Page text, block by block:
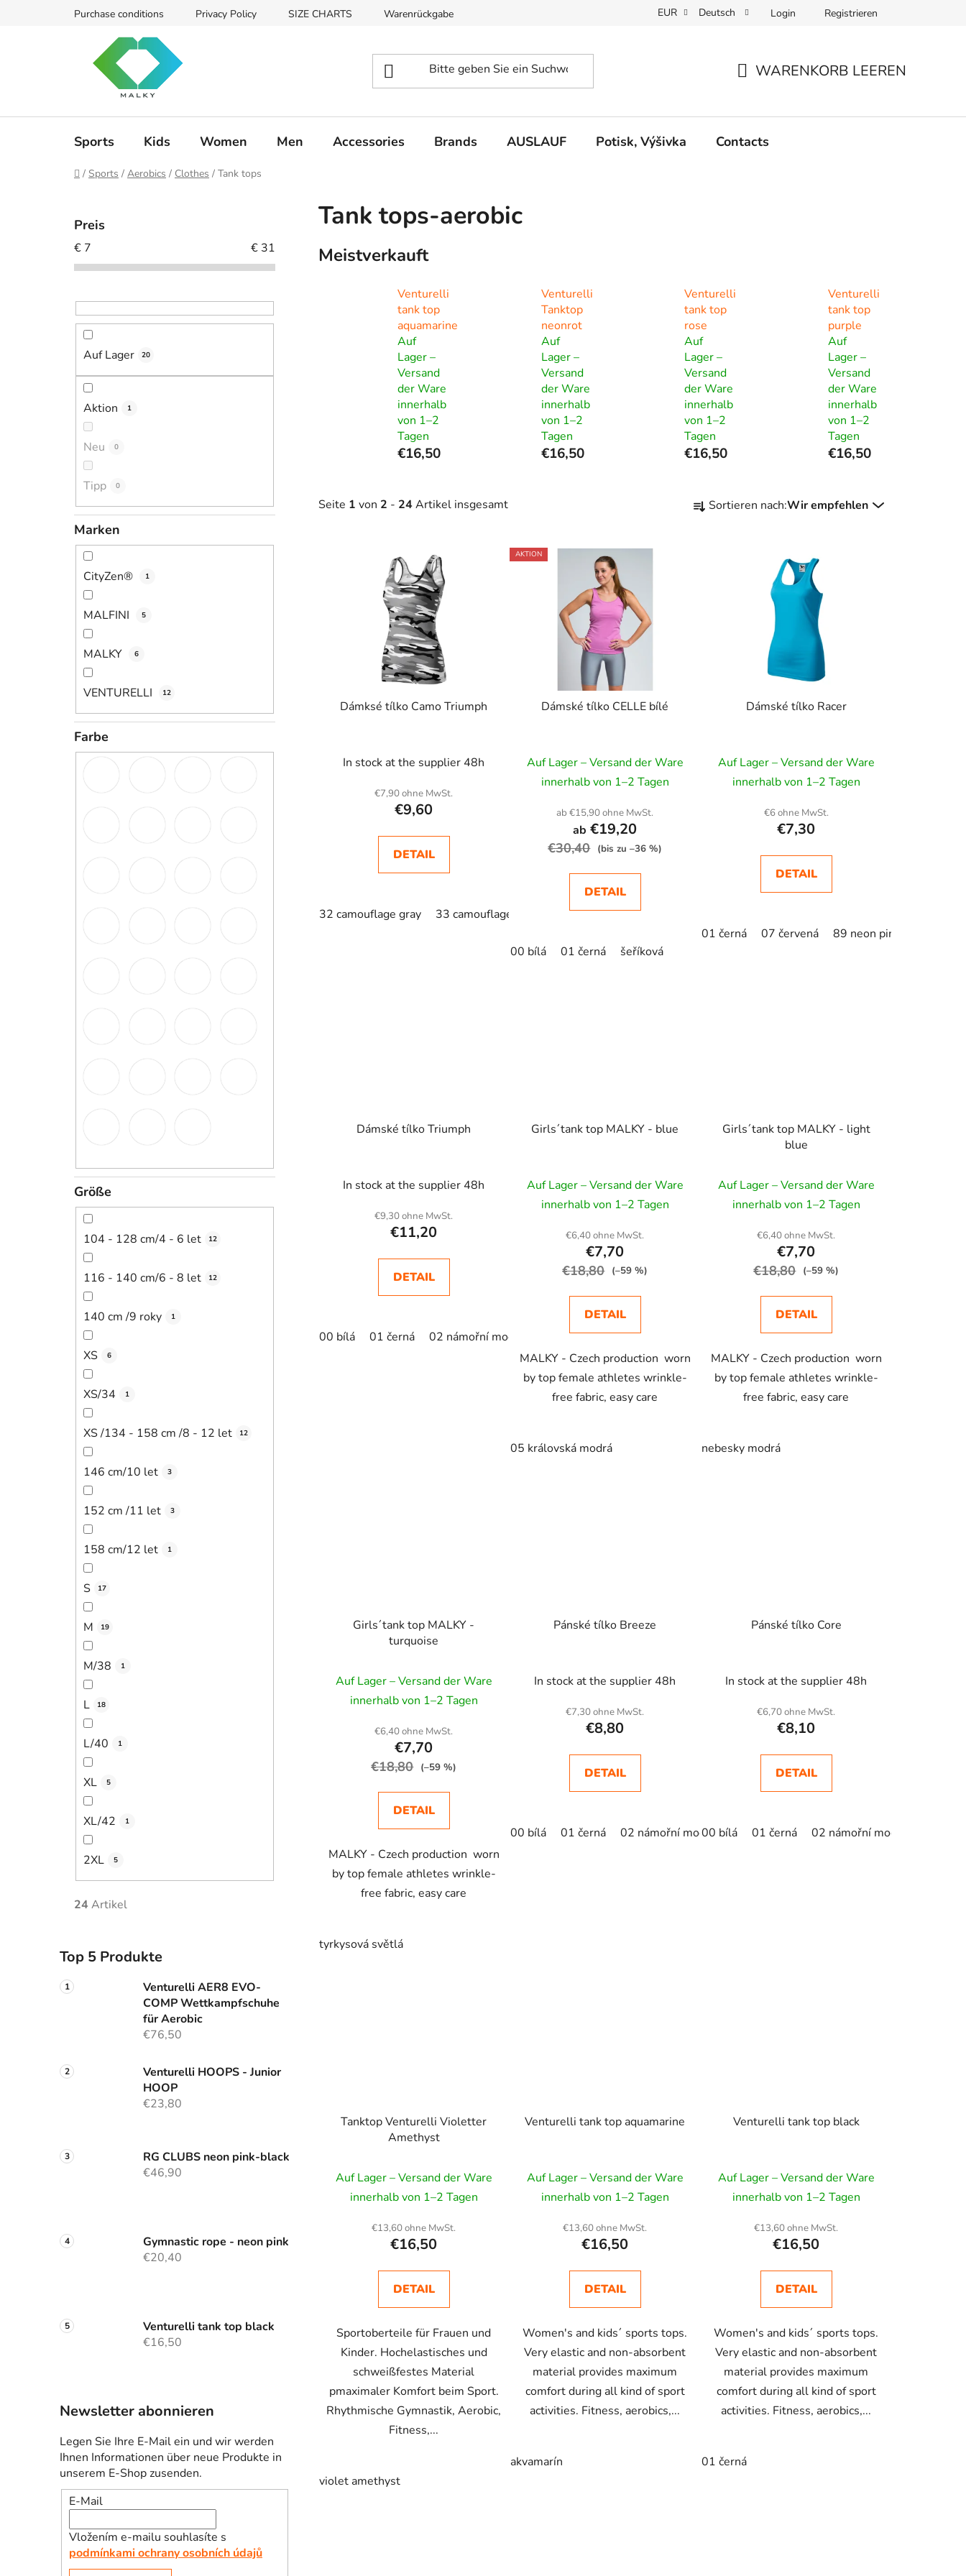
Purchase conditions Privacy Policy SIZE CHARTS Warenrückgabe EUR Deutsch Login Registrieren
WARENKORB LEEREN
Sports Kids Women Men Accessories Brands AUSLAUF Potisk, Výšivka Contacts
Startseite
/ Sports / Aerobics / Clothes / Tank tops
Preis
€ 7 € 31
Auf Lager 20
Aktion 1
Neu 0
Tipp 0
Marken
CityZen® 1
MALFINI 5
MALKY 6
VENTURELLI 12
Farbe
Größe
104 - 128 cm/4 - 6 let 12
116 - 140 cm/6 - 8 let 12
140 cm /9 roky 1
XS 6
XS/34 1
XS /134 - 158 cm /8 - 12 let 12
146 cm/10 let 3
152 cm /11 let 3
158 cm/12 let 1
S 17
M 19
M/38 1
L 18
L/40 1
XL 5
XL/42 1
2XL 5
24 Artikel
Top 5 Produkte
Venturelli AER8 EVO-
COMP Wettkampfschuhe
für Aerobic
€76,50
Venturelli HOOPS - Junior
HOOP
€23,80
RG CLUBS neon pink-black
€46,90
Gymnastic rope - neon pink
€20,40
Venturelli tank top black
€16,50
Newsletter abonnieren
Legen Sie Ihre E-Mail ein und wir werden
Ihnen Informationen über neue Produkte in
unserem E-Shop zusenden.
E-Mail
Vložením e-mailu souhlasíte s
podmínkami ochrany osobních údajů
Tank tops-aerobic
Meistverkauft
Venturelli
tank top
aquamarine
Auf
Lager –
Versand
der Ware
innerhalb
von 1–2
Tagen
€16,50
Venturelli
Tanktop
neonrot
Auf
Lager –
Versand
der Ware
innerhalb
von 1–2
Tagen
€16,50
Venturelli
tank top
rose
Auf
Lager –
Versand
der Ware
innerhalb
von 1–2
Tagen
€16,50
Venturelli
tank top
purple
Auf
Lager –
Versand
der Ware
innerhalb
von 1–2
Tagen
€16,50
Seite 1 von 2 - 24Artikel insgesamt
r
Sortieren nach:Wir empfehlen
Dámksé tílko Camo Triumph
In stock at the supplier 48h
€7,90 ohne MwSt.
€9,60
DETAIL
32 camouflage gray 33 camouflage brown 34 camouflage green
AKTION
Dámské tílko CELLE bílé
Auf Lager – Versand der Ware
innerhalb von 1–2 Tagen
ab €15,90 ohne MwSt.
ab €19,20
€30,40 (bis zu –36 %)
DETAIL
00 bílá 01 černá šeříková
Dámské tílko Racer
Auf Lager – Versand der Ware
innerhalb von 1–2 Tagen
€6 ohne MwSt.
€7,30
DETAIL
01 černá 07 červená 89 neon pink
Dámské tílko Triumph
In stock at the supplier 48h
€9,30 ohne MwSt.
€11,20
DETAIL
00 bílá 01 černá 02 námořní modrá 04 žlutá 05 královská modrá 07 červená tmavě šedý melír 12 (brand label)
Girls´tank top MALKY - blue
Auf Lager – Versand der Ware
innerhalb von 1–2 Tagen
€6,40 ohne MwSt.
€7,70
€18,80 (–59 %)
DETAIL
MALKY - Czech production worn
by top female athletes wrinkle-
free fabric, easy care
05 královská modrá
Girls´tank top MALKY - light
blue
Auf Lager – Versand der Ware
innerhalb von 1–2 Tagen
€6,40 ohne MwSt.
€7,70
€18,80 (–59 %)
DETAIL
MALKY - Czech production worn
by top female athletes wrinkle-
free fabric, easy care
nebesky modrá
Girls´tank top MALKY -
turquoise
Auf Lager – Versand der Ware
innerhalb von 1–2 Tagen
€6,40 ohne MwSt.
€7,70
€18,80 (–59 %)
DETAIL
MALKY - Czech production worn
by top female athletes wrinkle-
free fabric, easy care
tyrkysová světlá
Pánské tílko Breeze
In stock at the supplier 48h
€7,30 ohne MwSt.
€8,80
DETAIL
00 bílá 01 černá 02 námořní modrá 05 královská modrá 07 červená
Pánské tílko Core
In stock at the supplier 48h
€6,70 ohne MwSt.
€8,10
DETAIL
00 bílá 01 černá 02 námořní modrá
Tanktop Venturelli Violetter
Amethyst
Auf Lager – Versand der Ware
innerhalb von 1–2 Tagen
€13,60 ohne MwSt.
€16,50
DETAIL
Sportoberteile für Frauen und
Kinder. Hochelastisches und
schweißfestes Material
pmaximaler Komfort beim Sport.
Rhythmische Gymnastik, Aerobic,
Fitness,...
violet amethyst
Venturelli tank top aquamarine
Auf Lager – Versand der Ware
innerhalb von 1–2 Tagen
€13,60 ohne MwSt.
€16,50
DETAIL
Women's and kids´ sports tops.
Very elastic and non-absorbent
material provides maximum
comfort during all kind of sport
activities. Fitness, aerobics,...
akvamarín
Venturelli tank top black
Auf Lager – Versand der Ware
innerhalb von 1–2 Tagen
€13,60 ohne MwSt.
€16,50
DETAIL
Women's and kids´ sports tops.
Very elastic and non-absorbent
material provides maximum
comfort during all kind of sport
activities. Fitness, aerobics,...
01 černá